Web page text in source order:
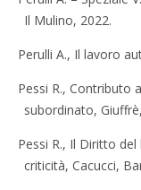
Il Mulino, 2022.
Perulli A., Il lavoro
Pessi R., Contributo
subordinato,
Pessi R., Il Diritto
criticità, Cacucci,